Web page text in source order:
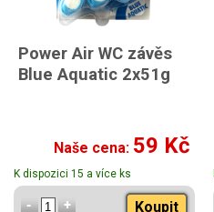
Power Air WC závěs
Blue Aquatic 2x51g
Naše cena: 59 Kč
K dispozici 15 a více ks
Koupit